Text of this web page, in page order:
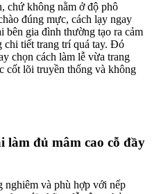
chứ không nằm ở độ phô
đúng mực, cách lạy ngay
bên gia đình thường tạo ra cảm
chi tiết trang trí quá tay. Đó
chọn cách làm lễ vừa trang
cốt lõi truyền thống và không
làm đủ mâm cao cỗ đầy
và phù hợp với nếp